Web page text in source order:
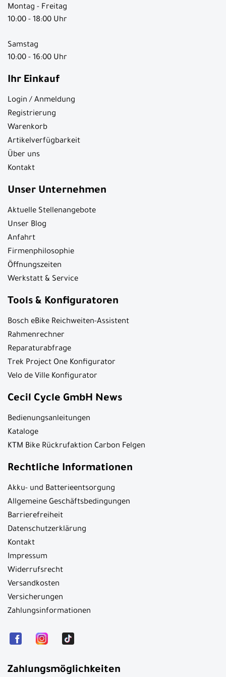
Montag - Freitag
10:00 - 18:00 Uhr
Samstag
10:00 - 16:00 Uhr
Ihr Einkauf
Login / Anmeldung
Registrierung
Warenkorb
Artikelverfügbarkeit
Über uns
Kontakt
Unser Unternehmen
Aktuelle Stellenangebote
Unser Blog
Anfahrt
Firmenphilosophie
Öffnungszeiten
Werkstatt & Service
Tools & Konfiguratoren
Bosch eBike Reichweiten-Assistent
Rahmenrechner
Reparaturabfrage
Trek Project One Konfigurator
Velo de Ville Konfigurator
Cecil Cycle GmbH News
Bedienungsanleitungen
Kataloge
KTM Bike Rückrufaktion Carbon Felgen
Rechtliche Informationen
Akku- und Batterieentsorgung
Allgemeine Geschäftsbedingungen
Barrierefreiheit
Datenschutzerklärung
Kontakt
Impressum
Widerrufsrecht
Versandkosten
Versicherungen
Zahlungsinformationen
Zahlungsmöglichkeiten